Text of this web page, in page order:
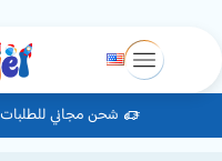
شحن مجاني للطلبات